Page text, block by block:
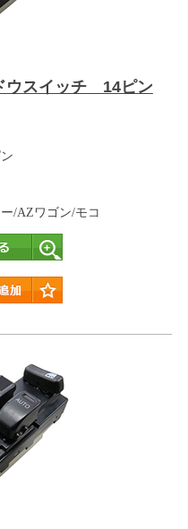
ウスイッチ 14ピン
/AZワゴン/モコ